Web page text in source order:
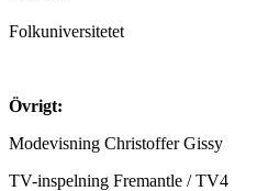
Folkuniversitetet
Övrigt:
Modevisning Christoffer Gissy
TV-inspelning Fremantle / TV4